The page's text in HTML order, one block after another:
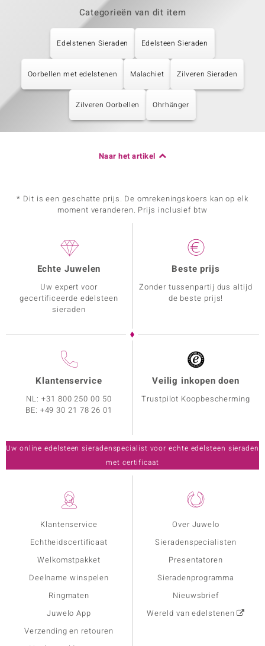
Categorieën van dit item
Edelstenen Sieraden Edelsteen Sieraden
Oorbellen met edelstenen Malachiet Zilveren Sieraden
Zilveren Oorbellen Ohrhänger
Naar het artikel
* Dit is een geschatte prijs. De omrekeningskoers kan op elk
moment veranderen. Prijs inclusief btw
Klantenservice
Echtheidscertificaat
Welkomstpakket
Deelname winspelen
Ringmaten
Juwelo App
Verzending en retouren
Over Juwelo
Sieradenspecialisten
Presentatoren
Sieradenprogramma
Nieuwsbrief
Wereld van edelstenen
Echte Juwelen
Uw expert voor
gecertificeerde edelsteen
sieraden
Beste prijs
Zonder tussenpartij dus altijd
de beste prijs!
Klantenservice
NL:+31 800 250 00 50
BE: +49 30 21 78 26 01
Veilig inkopen doen
Trustpilot Koopbescherming
Uw online edelsteen sieradenspecialist voor echte edelsteen sieraden
met certificaat